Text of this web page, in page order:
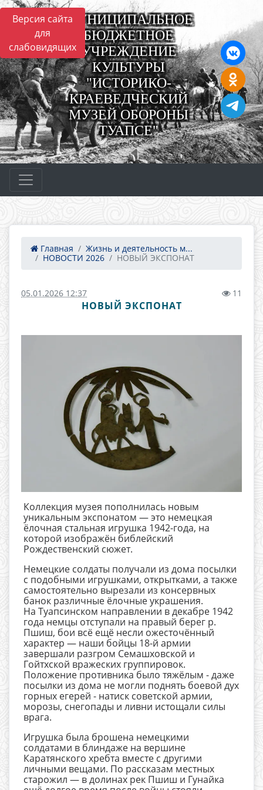
Версия сайта
для
слабовидящих
МУНИЦИПАЛЬНОЕ
БЮДЖЕТНОЕ
УЧРЕЖДЕНИЕ
КУЛЬТУРЫ
"ИСТОРИКО-
КРАЕВЕДЧЕСКИЙ
МУЗЕЙ ОБОРОНЫ
ТУАПСЕ"
Главная
Жизнь и деятельность м...
НОВОСТИ 2026
НОВЫЙ ЭКСПОНАТ
05.01.2026 12:37 11
НОВЫЙ ЭКСПОНАТ
Коллекция музея пополнилась новым
уникальным экспонатом — это немецкая
ёлочная стальная игрушка 1942-года, на
которой изображён библейский
Рождественский сюжет.
Немецкие солдаты получали из дома посылки
с подобными игрушками, открытками, а также
самостоятельно вырезали из консервных
банок различные ёлочные украшения.
На Туапсинском направлении в декабре 1942
года немцы отступали на правый берег р.
Пшиш, бои всё ещё несли ожесточённый
характер — наши бойцы 18-й армии
завершали разгром Семашховской и
Гойтхской вражеских группировок.
Положение противника было тяжёлым - даже
посылки из дома не могли поднять боевой дух
горных егерей - натиск советской армии,
морозы, снегопады и ливни истощали силы
врага.
Игрушка была брошена немецкими
солдатами в блиндаже на вершине
Каратянского хребта вместе с другими
личными вещами. По рассказам местных
старожил — в долинах рек Пшиш и Гунайка